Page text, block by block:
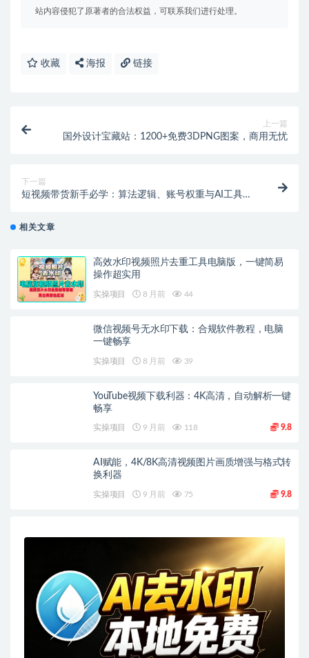
站内容侵犯了原著者的合法权益，可联系我们进行处理。
收藏 海报 链接
上一篇
国外设计宝藏站：1200+免费3DPNG图案，商用无忧
下一篇
短视频带货新手必学：算法逻辑、账号权重与AI工具实
相关文章
高效水印视频照片去重工具电脑版，一键简易
操作超实用
实操项目 8 月前 44
微信视频号无水印下载：合规软件教程，电脑
一键畅享
实操项目 8 月前 39
YouTube视频下载利器：4K高清，自动解析一键
畅享
实操项目 9 月前 118 9.8
AI赋能，4K/8K高清视频图片画质增强与格式转
换利器
实操项目 9 月前 75 9.8